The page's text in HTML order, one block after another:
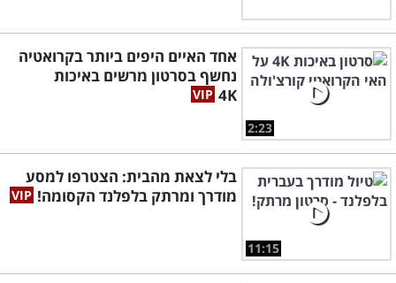
2:23
אחד האיים היפים ביותר בקרואטיה
נחשף בסרטון מרשים באיכות
4K
11:15
בלי לצאת מהבית: הצטרפו למסע
מודרך ומרתק בלפלנד הקסומה!